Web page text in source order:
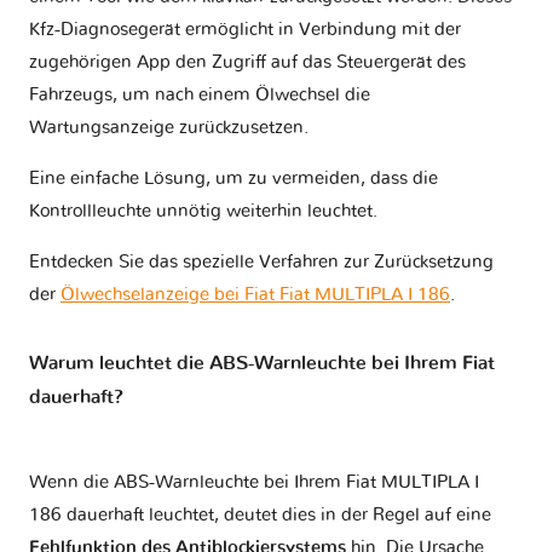
Kfz-Diagnosegerät ermöglicht in Verbindung mit der
zugehörigen App den Zugriff auf das Steuergerät des
Fahrzeugs, um nach einem Ölwechsel die
Wartungsanzeige zurückzusetzen.
Eine einfache Lösung, um zu vermeiden, dass die
Kontrollleuchte unnötig weiterhin leuchtet.
Entdecken Sie das spezielle Verfahren zur Zurücksetzung
der Ölwechselanzeige bei Fiat Fiat MULTIPLA I 186.
Warum leuchtet die ABS-Warnleuchte bei Ihrem Fiat
dauerhaft?
Wenn die ABS-Warnleuchte bei Ihrem Fiat MULTIPLA I
186 dauerhaft leuchtet, deutet dies in der Regel auf eine
Fehlfunktion des Antiblockiersystems hin. Die Ursache